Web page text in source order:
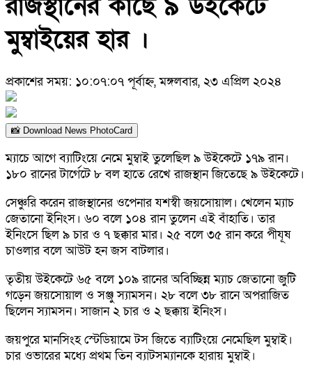
মুম্বাইয়ের হার ।
প্রকাশের সময়: ১০:০৭:০৭ পূর্বাহ্ন, মঙ্গলবার, ২৩ এপ্রিল ২০২৪
📸 Download News PhotoCard
ম্যাচে আগে ব্যাটিংয়ে নেমে মুম্বাই তুলেছিল ৯ উইকেটে ১৭৯ রান।
১৮০ রানের টার্গেটে ৮ বল হাতে রেখে রাজস্থান জিতেছে ৯ উইকেটে।
সেঞ্চুরি করেন রাজস্থানের ওপেনার যশস্বী জয়সোয়াল। খেলেন ম্যাচ
জেতানো ইনিংস। ৬০ বলে ১০৪ রান তুলেন এই বাঁহাতি। তার
ইনিংসে ছিল ৯ চার ও ৭ ছক্কার মার। ২৫ বলে ৩৫ রান করে পীযূষ
চাওলার বলে আউট হন জস বাটলার।
তৃতীয় উইকেটে ৬৫ বলে ১০৯ রানের অবিচ্ছিন্ন ম্যাচ জেতানো জুটি
গড়েন জয়সোয়াল ও সঞ্জু স্যামসন। ২৮ বলে ৩৮ রানে অপরাজিত
ছিলেন স্যামসন। সাজান ২ চার ও ২ ছক্কায় ইনিংস।
জয়পুরে মানসিংহ স্টেডিয়ামে টস জিতে ব্যাটিংয়ে নেমেছিল মুম্বাই।
চার ওভারের মধ্যে প্রথম তিন ব্যাটসম্যানকে হারায় মুম্বাই।